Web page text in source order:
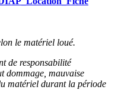
le matériel loué.
de responsabilité
dommage, mauvaise
matériel durant la période